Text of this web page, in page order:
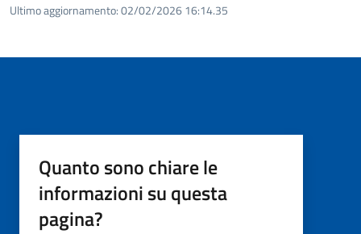
Ultimo aggiornamento:02/02/2026 16:14.35
Quanto sono chiare le
informazioni su questa
pagina?